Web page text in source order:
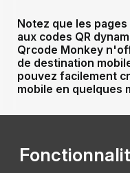
Notez que les
aux codes QR
Qrcode Monkey
de destination
pouvez facilement
mobile en quelques